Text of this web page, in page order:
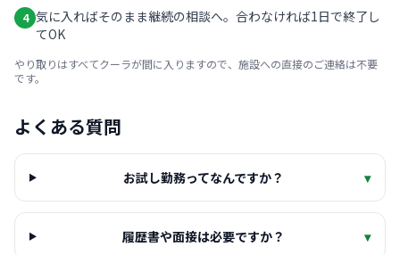
4 気に入ればそのまま継続の相談へ。合わなければ1日で終了し
てOK
やり取りはすべてクーラが間に入りますので、施設への直接のご連絡は不要
です。
よくある質問
お試し勤務ってなんですか？ ▾
履歴書や面接は必要ですか？ ▾